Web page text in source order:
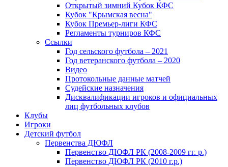
Открытый зимний Кубок КФС
Кубок "Крымская весна"
Кубок Премьер-лиги КФС
Регламенты турниров КФС
Ссылки
Год сельского футбола – 2021
Год ветеранского футбола – 2020
Видео
Протокольные данные матчей
Судейские назначения
Дисквалификации игроков и официальных
лиц футбольных клубов
Клубы
Игроки
Детский футбол
Первенства ДЮФЛ
Первенство ДЮФЛ РК (2008-2009 гг. р.)
Первенство ДЮФЛ РК (2010 г.р.)